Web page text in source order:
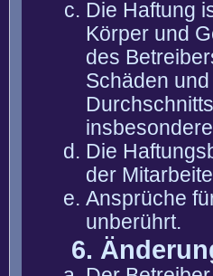
Die Haftung
Körper und
des
Schäden
Die
der
Ansprüche
unberührt.
6.